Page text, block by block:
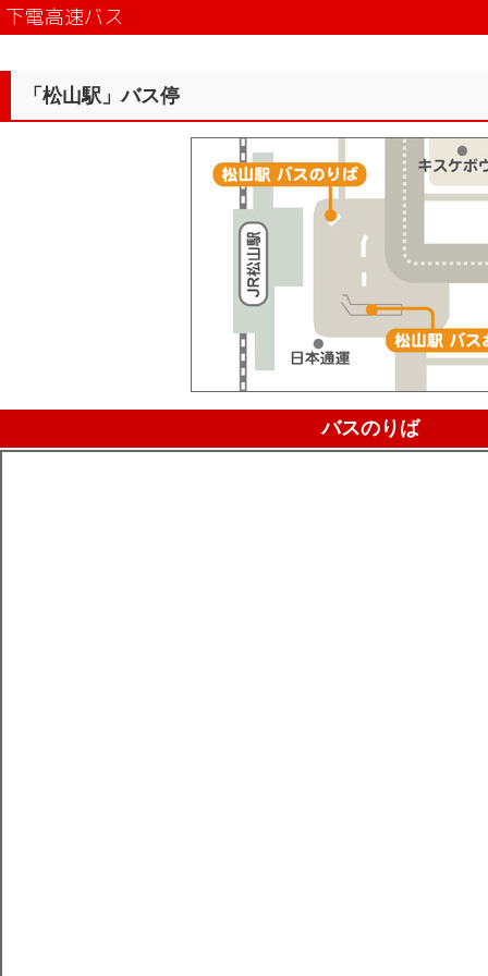
下電高速バス
「松山駅」バス停
バスのりば